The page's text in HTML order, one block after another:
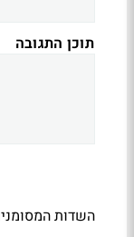
תוכן התגובה
השדות